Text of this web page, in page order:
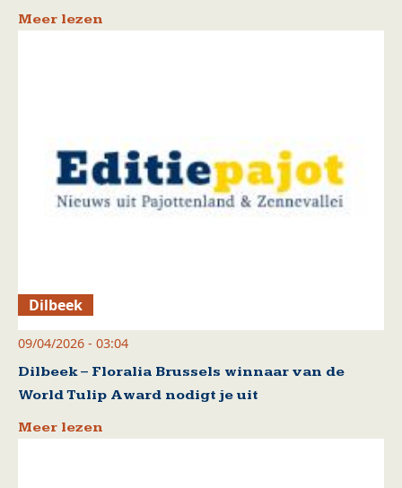
Meer lezen
Dilbeek
09/04/2026 - 03:04
Dilbeek – Floralia Brussels winnaar van de
World Tulip Award nodigt je uit
Meer lezen